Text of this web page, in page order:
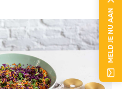
MELD JE NU AAN